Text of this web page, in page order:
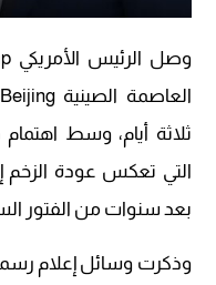
ثلاثة أيام، وسط
التي تعكس عودة الزخم
بعد سنوات من الفتور
وذكرت وسائل إعلام